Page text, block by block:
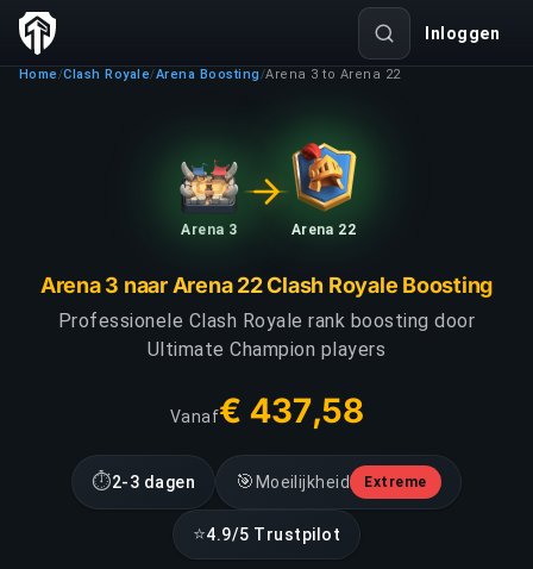
Inloggen
Home /Clash Royale/Arena Boosting /Arena 3 to Arena 22
Arena 3 Arena 22
Arena 3 naar Arena 22 Clash Royale Boosting
Professionele Clash Royale rank boosting door
Ultimate Champion players
Vanaf€ 437,58
⏱2-3 dagen 🎯 Moeilijkheid Extreme
⭐4.9/5 Trustpilot